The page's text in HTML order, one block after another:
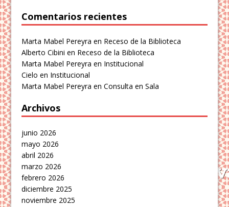
Comentarios recientes
Marta Mabel Pereyra en Receso de la Biblioteca
Alberto Cibini en Receso de la Biblioteca
Marta Mabel Pereyra en Institucional
Cielo en Institucional
Marta Mabel Pereyra enConsulta en Sala
Archivos
junio 2026
mayo 2026
abril 2026
marzo 2026
febrero 2026
diciembre 2025
noviembre 2025